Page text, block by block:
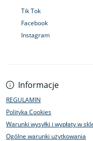
Informacje
REGULAMIN
Polityka Cookies
Warunki wysyłki i wypłaty w
Ogólne warunki użytkowania
Tik Tok
Facebook
Instagram